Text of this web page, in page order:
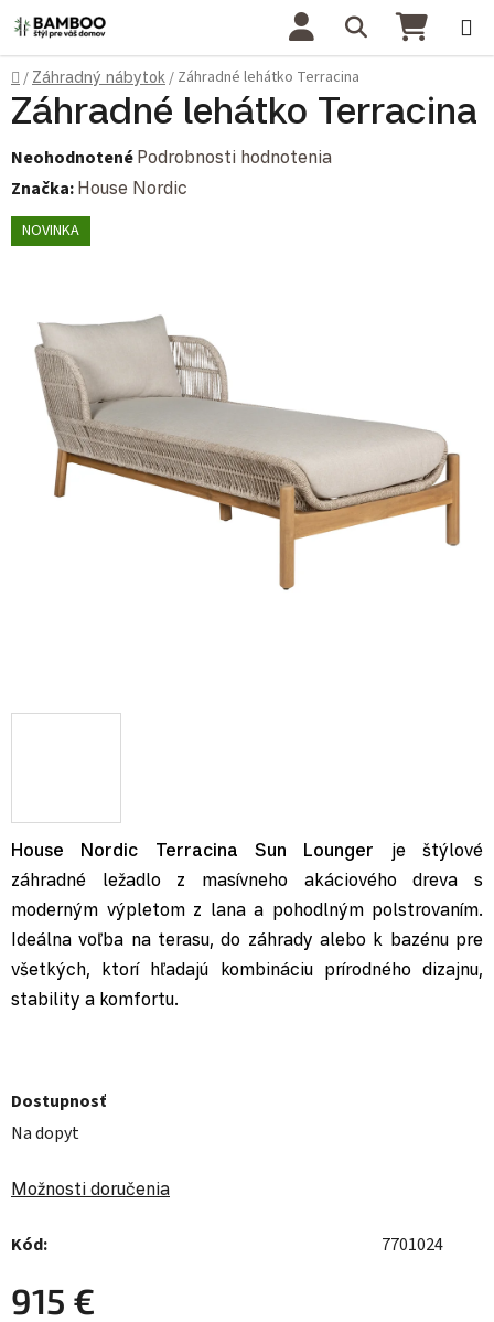
Prejsť na obsah Hľadať
Domov
/ Záhradný nábytok / Záhradné lehátko Terracina
House Nordic Terracina Sun Lounger je štýlové
záhradné ležadlo z masívneho akáciového dreva s
moderným výpletom z lana a pohodlným polstrovaním.
Ideálna voľba na terasu, do záhrady alebo k bazénu pre
všetkých, ktorí hľadajú kombináciu prírodného dizajnu,
stability a komfortu.
Dostupnosť
Na dopyt
Možnosti doručenia
Kód: 7701024
915 €
Záhradné lehátko Terracina
Priemerné hodnotenie produktu je 0,0 z 5 hviezdičiek.
Neohodnotené Podrobnosti hodnotenia
Značka: House Nordic
NOVINKA